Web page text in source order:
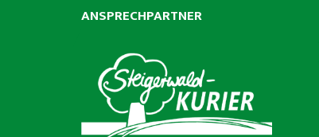
ANSPRECHPARTNER